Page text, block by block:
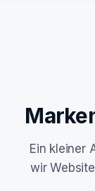
Ein kleiner
wir